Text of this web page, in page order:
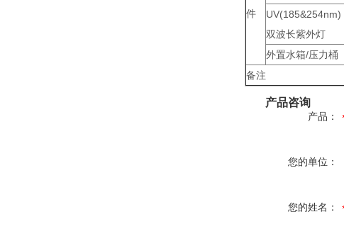
件
UV(185&254nm)
双波长紫外灯
外置水箱/压力桶
备注
产品咨询
产品：
您的单位：
您的姓名：